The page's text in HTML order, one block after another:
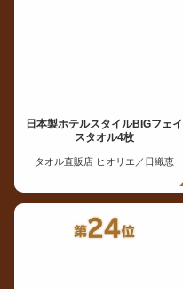
日本製ホテルスタイルBIGフェイ
スタオル4枚
タオル直販店 ヒオリエ／日織恵